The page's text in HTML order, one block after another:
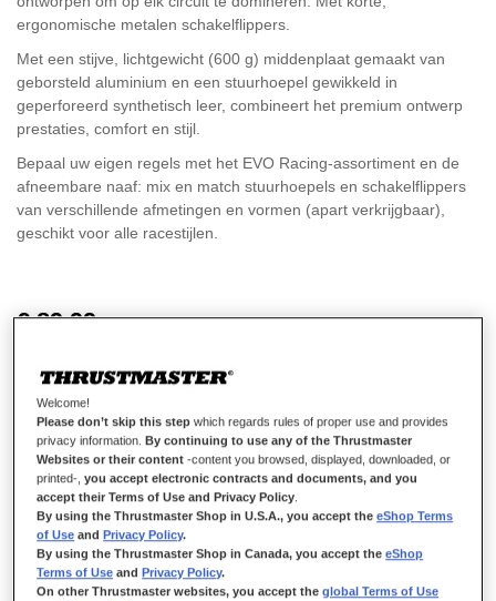
ergonomische metalen schakelflippers.
Met een stijve, lichtgewicht (600 g) middenplaat gemaakt van
geborsteld aluminium en een stuurhoepel gewikkeld in
geperforeerd synthetisch leer, combineert het premium ontwerp
prestaties, comfort en stijl.
Bepaal uw eigen regels met het EVO Racing-assortiment en de
afneembare naaf: mix en match stuurhoepels en schakelflippers
van verschillende afmetingen en vormen (apart verkrijgbaar),
geschikt voor alle racestijlen.
€ 89,99
IN WINKELWAGEN
Verlanglijst
Schrijf de eerste review over dit product
Welcome!
Please don’t skip this step which regards rules of proper use and provides
privacy information.By continuing to use any of the Thrustmaster
Websites or their content -content you browsed, displayed, downloaded, or
printed-,you accept electronic contracts and documents, and you
accept their Terms of Use and Privacy Policy
By using the Thrustmaster Shop in U.S.A., you accept theeShop Terms
of Use andPrivacy Policy.
By using the Thrustmaster Shop in Canada, you accept theeShop
Terms of Use andPrivacy Policy.
On other Thrustmaster websites, you accept theglobal Terms of Use